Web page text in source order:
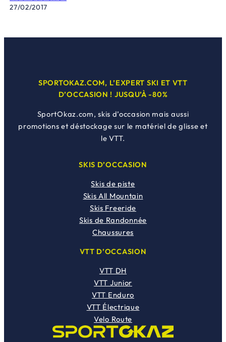
27/02/2017
SPORTOKAZ.COM, L’EXPERT SKI ET VTT
D’OCCASION ! JUSQU’À -80%
SportOkaz.com, skis d’occasion mais aussi
promotions et déstockage sur le matériel de glisse et
le VTT.
SKIS D’OCCASION
Skis de piste
Skis All Mountain
Skis Freeride
Skis de Randonnée
Chaussures
VTT D’OCCASION
VTT DH
VTT Junior
VTT Enduro
VTT Électrique
Velo Route